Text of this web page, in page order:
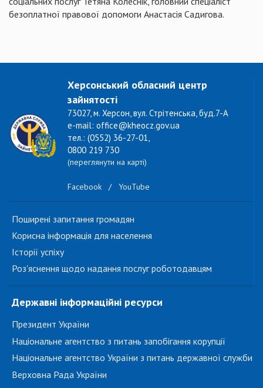
безоплатної правової допомоги Анастасія Садигова.
Херсонський обласний центр
зайнятості
73027, м. Херсон, вул. Стрітенська, буд.7-А
e-mail: office@kheocz.gov.ua
тел.: (0552) 36-27-01,
0800 219 730
(переглянути на карті)
Facebook / YouTube
Поширені запитання громадян
Корисна інформація для населення
Історії успіху
Роз'яснення щодо надання послуг роботодавцям
Державні інформаційні ресурси
Президент України
Національне агентство з питань запобігання корупції
Національне агентство України з питань державної служби
Верховна Рада України